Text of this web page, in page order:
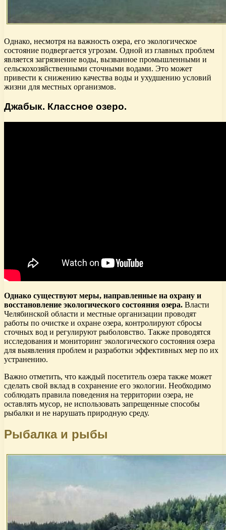
Однако, несмотря на важность озера, его экологическое
состояние подвергается угрозам. Одной из главных проблем
является загрязнение воды, вызванное промышленными и
сельскохозяйственными сточными водами. Это может
привести к снижению качества воды и ухудшению условий
жизни для местных организмов.
Джабык. Классное озеро.
Однако существуют меры, направленные на охрану и
восстановление экологического состояния озера. Власти
Челябинской области и местные организации проводят
работы по очистке и охране озера, контролируют сбросы
сточных вод и регулируют рыболовство. Также проводятся
исследования и мониторинг экологического состояния озера
для выявления проблем и разработки эффективных мер по их
устранению.
Важно отметить, что каждый посетитель озера также может
сделать свой вклад в сохранение его экологии. Необходимо
соблюдать правила поведения на территории озера, не
оставлять мусор, не использовать запрещенные способы
рыбалки и не нарушать природную среду.
Рыбалка и рыбы